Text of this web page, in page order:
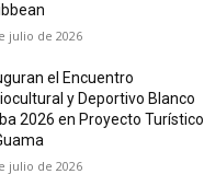
julio de 2026
el Encuentro
y Deportivo Blanco
2026 en Proyecto Turístico
julio de 2026